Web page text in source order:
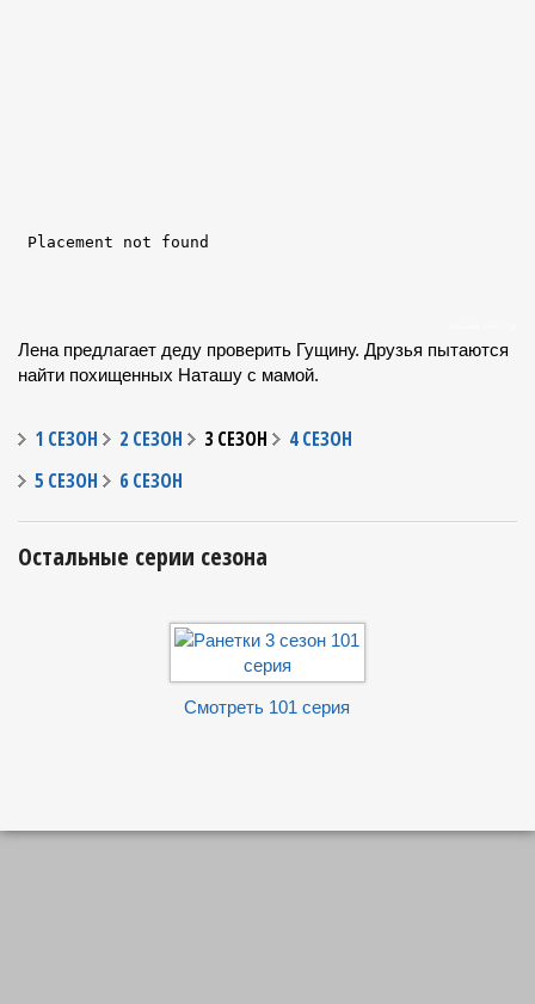
Лена предлагает деду проверить Гущину. Друзья пытаются
найти похищенных Наташу с мамой.
1 СЕЗОН 2 СЕЗОН 3 СЕЗОН
4 СЕЗОН
5 СЕЗОН
6 СЕЗОН
Остальные серии сезона
Смотреть 101 серия